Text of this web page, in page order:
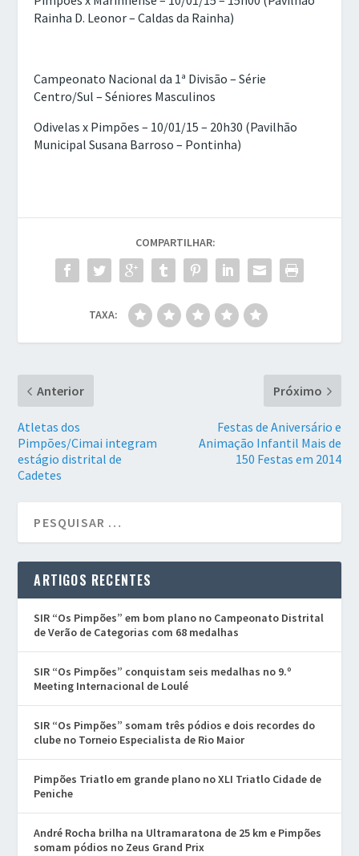
Rainha D. Leonor – Caldas da Rainha)
Campeonato Nacional da 1ª Divisão – Série
Centro/Sul – Séniores Masculinos
Odivelas x Pimpões – 10/01/15 – 20h30 (Pavilhão
Municipal Susana Barroso – Pontinha)
COMPARTILHAR:
TAXA:
Anterior
Atletas dos
Pimpões/Cimai integram
estágio distrital de
Cadetes
Próximo
Festas de Aniversário e
Animação Infantil Mais de
150 Festas em 2014
ARTIGOS RECENTES
SIR “Os Pimpões” em bom plano no Campeonato Distrital
de Verão de Categorias com 68 medalhas
SIR “Os Pimpões” conquistam seis medalhas no 9.º
Meeting Internacional de Loulé
SIR “Os Pimpões” somam três pódios e dois recordes do
clube no Torneio Especialista de Rio Maior
Pimpões Triatlo em grande plano no XLI Triatlo Cidade de
Peniche
André Rocha brilha na Ultramaratona de 25 km e Pimpões
somam pódios no Zeus Grand Prix